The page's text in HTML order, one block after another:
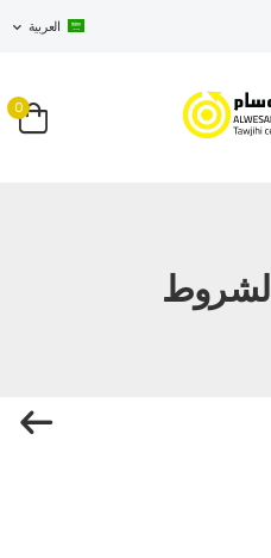
العربية
0